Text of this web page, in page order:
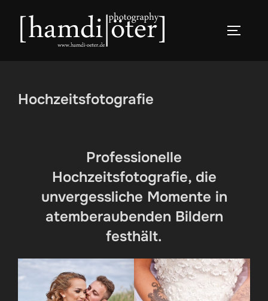
springen
Hochzeitsfotografie
Professionelle
Hochzeitsfotografie, die
unvergessliche Momente in
atemberaubenden Bildern
festhält.